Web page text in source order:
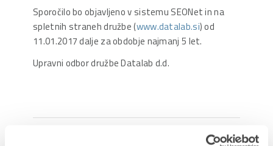
Sporočilo bo objavljeno v sistemu SEONet in na
spletnih straneh družbe (www.datalab.si) od
11.01.2017 dalje za obdobje najmanj 5 let.
Upravni odbor družbe Datalab d.d.